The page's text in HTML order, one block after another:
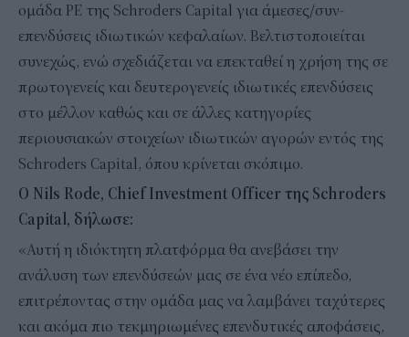
ομάδα PE της Schroders Capital για άμεσες/συν-
επενδύσεις ιδιωτικών κεφαλαίων. Βελτιστοποιείται
συνεχώς, ενώ σχεδιάζεται να επεκταθεί η χρήση της σε
πρωτογενείς και δευτερογενείς ιδιωτικές επενδύσεις
στο μέλλον καθώς και σε άλλες κατηγορίες
περιουσιακών στοιχείων ιδιωτικών αγορών εντός της
Schroders Capital, όπου κρίνεται σκόπιμο.
Ο Nils Rode, Chief Investment Officer της Schroders
Capital, δήλωσε:
«Αυτή η ιδιόκτητη πλατφόρμα θα ανεβάσει την
ανάλυση των επενδύσεών μας σε ένα νέο επίπεδο,
επιτρέποντας στην ομάδα μας να λαμβάνει ταχύτερες
και ακόμα πιο τεκμηριωμένες επενδυτικές αποφάσεις,